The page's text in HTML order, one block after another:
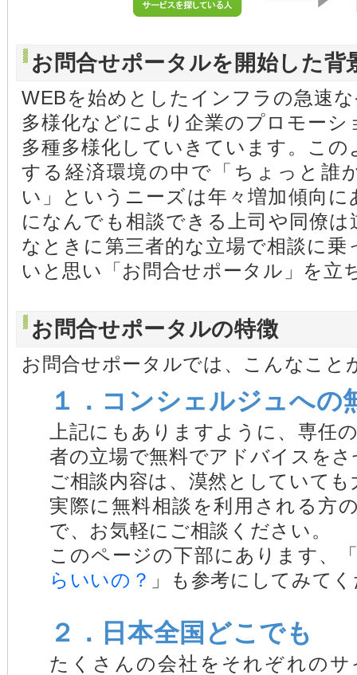
お問合せポータルを開始した背
WEBを始めとしたインフラの急速
多様化などにより企業のプロモー
多種多様化していきています。こ
する経済環境の中で「ちょっと誰
い」というニーズは年々増加傾向
になんでも相談できる上司や同僚
なときに第三者的な立場で相談に
いと思い「お問合せポータル」を立
お問合せポータルの特徴
お問合せポータルでは、こんなこと
１．コンシェルジュへの
上記にもありますように、専任
者の立場で無料でアドバイスを
ご相談内容は、漠然としていても
実際に無料相談を利用される方
で、お気軽にご相談ください。
このページの下部にあります、
らいいの？ 」も参考にしてみて
２．日本全国どこでも
たくさんの会社をそれぞれの